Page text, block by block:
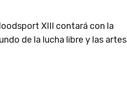
XIII contará con la
de la lucha libre y las artes